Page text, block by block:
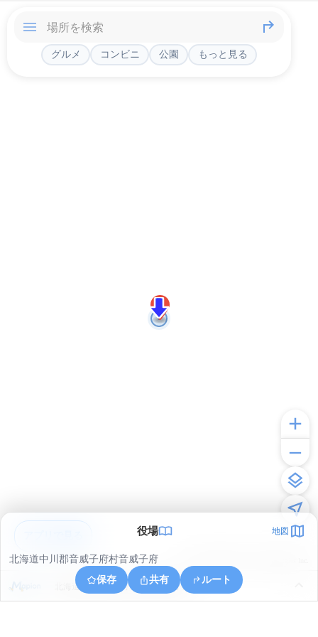
グルメ コンビニ 公園 もっと見る
役場 地図
北海道中川郡音威子府村音威子府
保存
共有 ルート
北海道中川郡音威子府村字音威子府